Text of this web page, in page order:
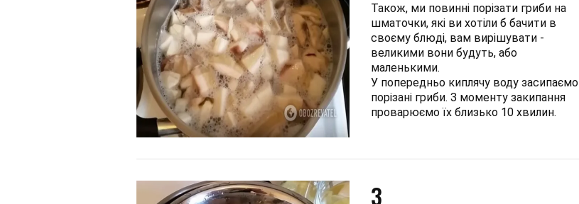
Також, ми повинні порізати гриби на
шматочки, які ви хотіли б бачити в
своєму блюді, вам вирішувати -
великими вони будуть, або
маленькими.
У попередньо киплячу воду засипаємо
порізані гриби. З моменту закипання
проварюємо їх близько 10 хвилин.
3